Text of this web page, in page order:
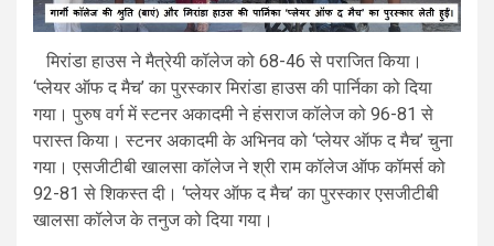
मिरांडा हाउस ने मैत्रेयी कॉलेज को 68-46 से पराजित किया।
‘प्लेयर ऑफ द मैच’ का पुरस्कार मिरांडा हाउस की पार्निका को दिया
गया। पुरुष वर्ग में स्टनर अकादमी ने हंसराज कॉलेज को 96-81 से
परास्त किया। स्टनर अकादमी के अभिनव को ‘प्लेयर ऑफ द मैच’ चुना
गया। एसजीटीबी खालसा कॉलेज ने श्री राम कॉलेज ऑफ कॉमर्स को
92-81 से शिकस्त दी। ‘प्लेयर ऑफ द मैच’ का पुरस्कार एसजीटीबी
खालसा कॉलेज के तनुज को दिया गया।